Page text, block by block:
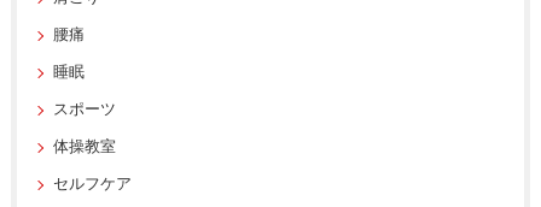
腰痛
睡眠
スポーツ
体操教室
セルフケア